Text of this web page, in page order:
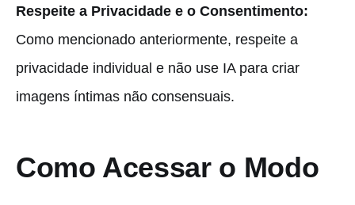
Respeite a Privacidade e o Consentimento:
Como mencionado anteriormente, respeite a
privacidade individual e não use IA para criar
imagens íntimas não consensuais.
Como Acessar o Modo